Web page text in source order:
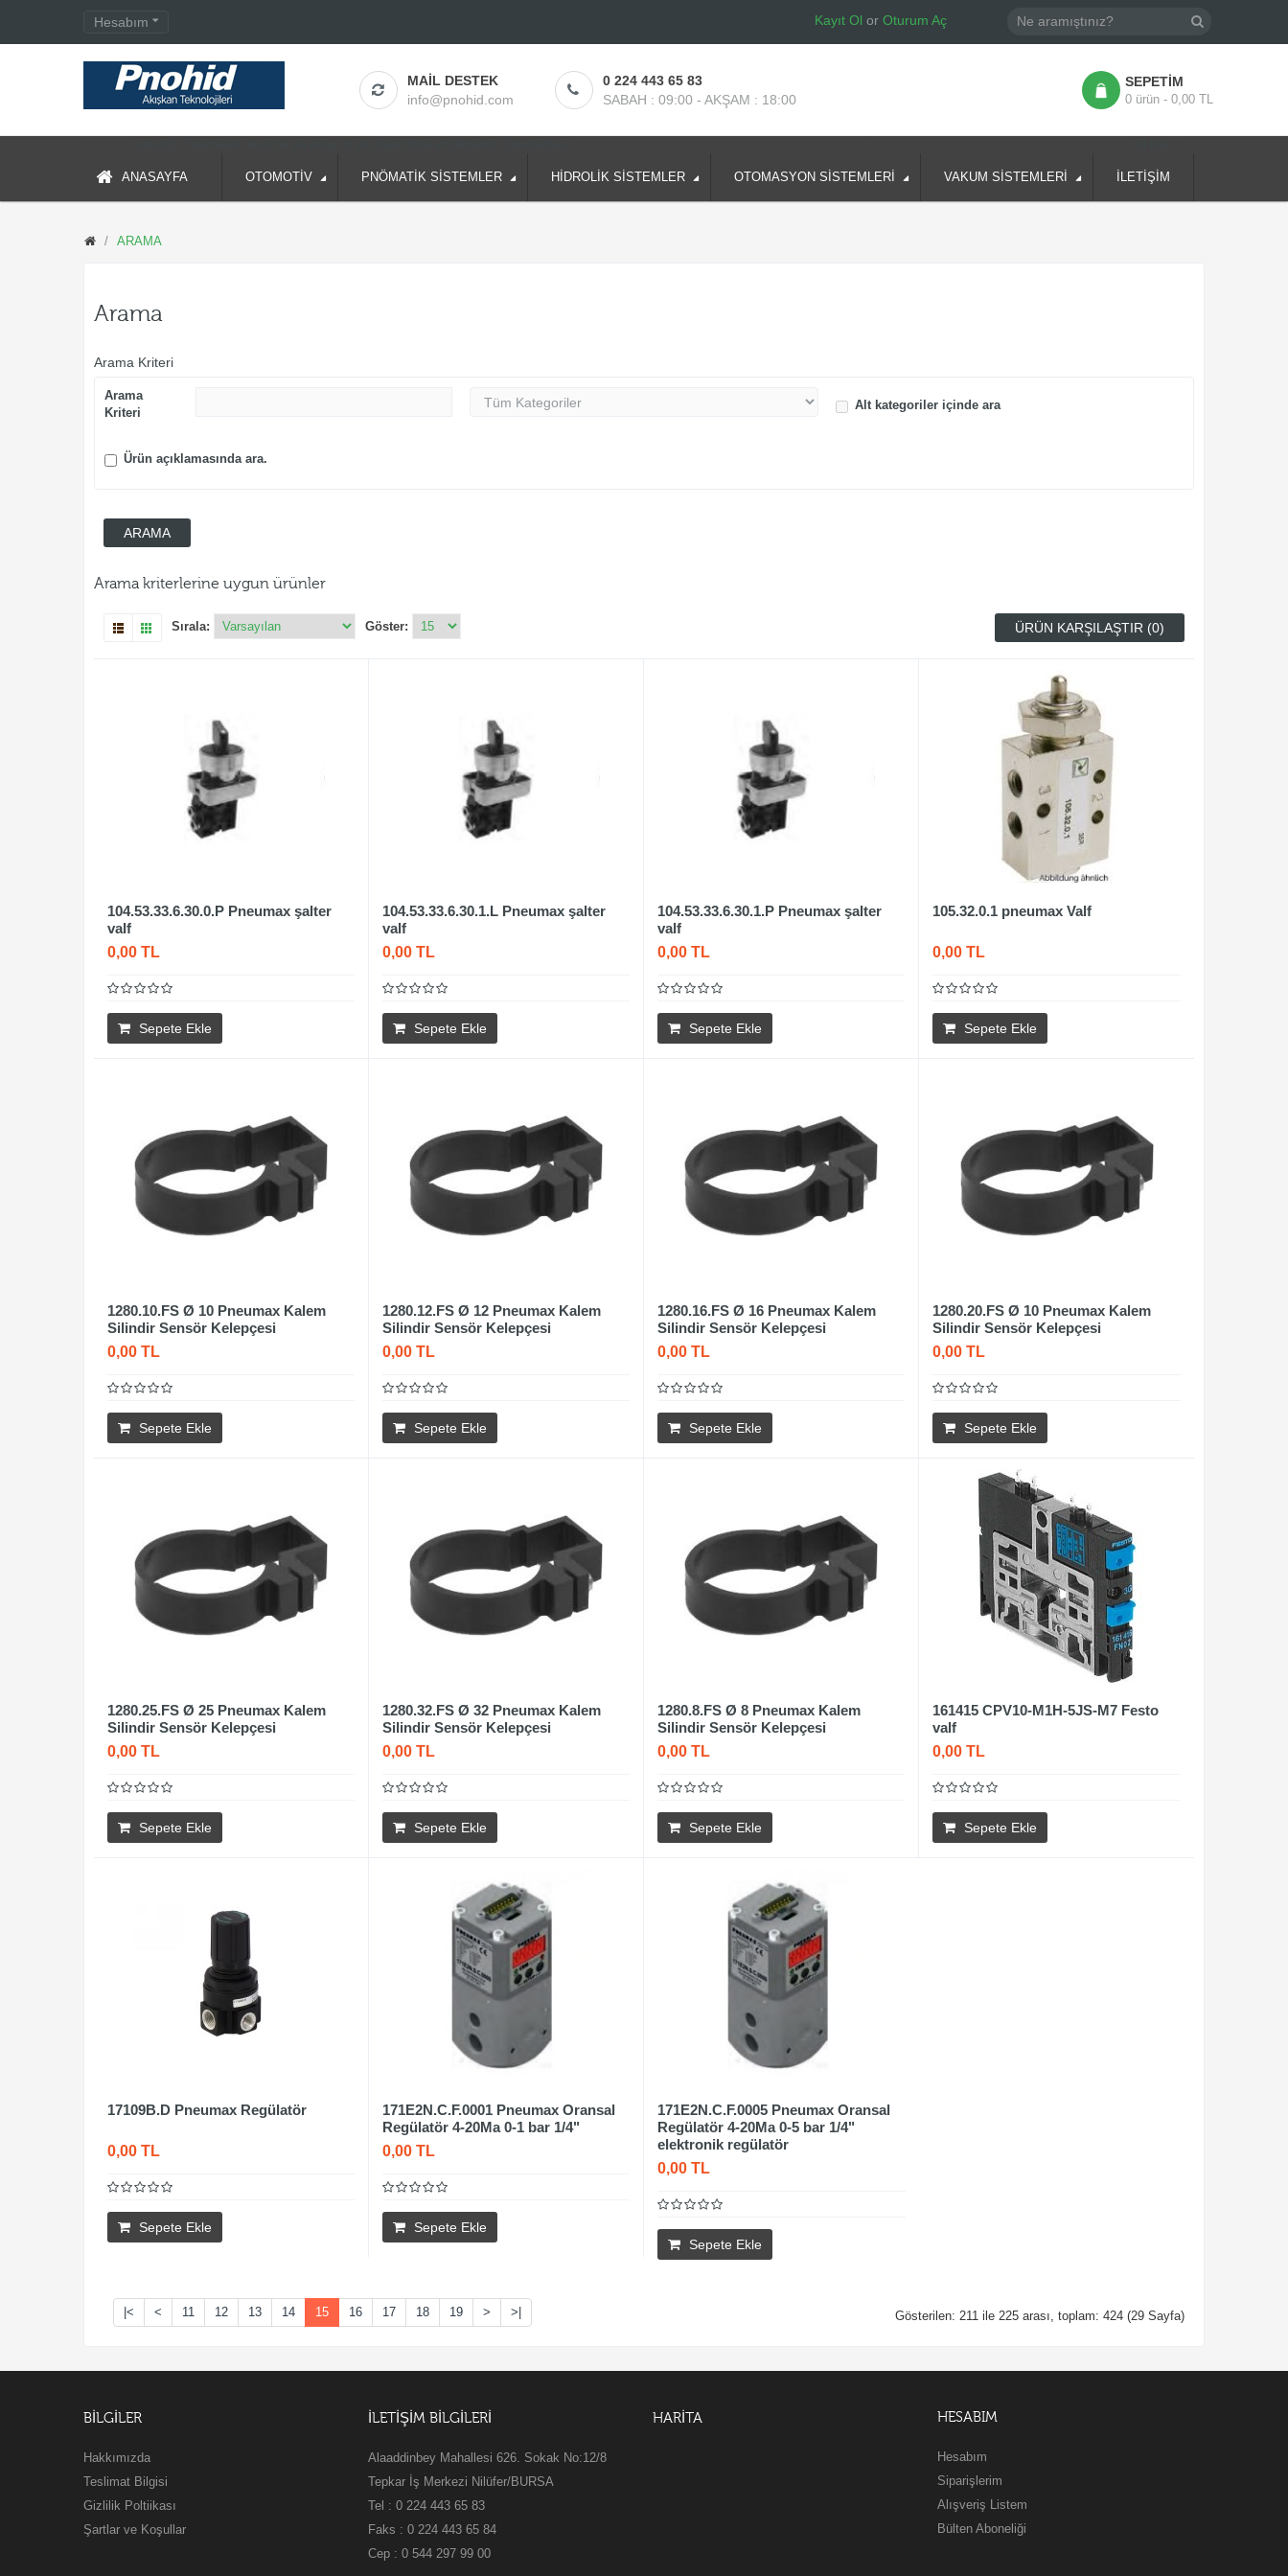
Hesabım Kayıt Ol or Oturum Aç
MAİL DESTEK
info@pnohid.com
0 224 443 65 83
SABAH : 09:00 - AKŞAM : 18:00
SEPETIM
0 ürün - 0,00 TL
ANASAYFA OTOMOTİV PNÖMATİK SİSTEMLER HİDROLİK SİSTEMLER OTOMASYON SİSTEMLERİ VAKUM SİSTEMLERİ İLETİŞİM
ARAMA
Arama
Arama Kriteri
Arama
Kriteri
Alt kategoriler içinde ara
Ürün açıklamasında ara.
Arama kriterlerine uygun ürünler
ÜRÜN KARŞILAŞTIR (0)
Sırala: Göster:
104.53.33.6.30.0.P Pneumax şalter
valf
0,00 TL
Sepete Ekle
104.53.33.6.30.1.L Pneumax şalter
valf
0,00 TL
Sepete Ekle
104.53.33.6.30.1.P Pneumax şalter
valf
0,00 TL
Sepete Ekle
105.32.0.1 pneumax Valf
0,00 TL
Sepete Ekle
1280.10.FS Ø 10 Pneumax Kalem
Silindir Sensör Kelepçesi
0,00 TL
Sepete Ekle
1280.12.FS Ø 12 Pneumax Kalem
Silindir Sensör Kelepçesi
0,00 TL
Sepete Ekle
1280.16.FS Ø 16 Pneumax Kalem
Silindir Sensör Kelepçesi
0,00 TL
Sepete Ekle
1280.20.FS Ø 10 Pneumax Kalem
Silindir Sensör Kelepçesi
0,00 TL
Sepete Ekle
1280.25.FS Ø 25 Pneumax Kalem
Silindir Sensör Kelepçesi
0,00 TL
Sepete Ekle
1280.32.FS Ø 32 Pneumax Kalem
Silindir Sensör Kelepçesi
0,00 TL
Sepete Ekle
1280.8.FS Ø 8 Pneumax Kalem
Silindir Sensör Kelepçesi
0,00 TL
Sepete Ekle
161415 CPV10-M1H-5JS-M7 Festo
valf
0,00 TL
Sepete Ekle
17109B.D Pneumax Regülatör
0,00 TL
Sepete Ekle
171E2N.C.F.0001 Pneumax Oransal
Regülatör 4-20Ma 0-1 bar 1/4"
0,00 TL
Sepete Ekle
171E2N.C.F.0005 Pneumax Oransal
Regülatör 4-20Ma 0-5 bar 1/4"
elektronik regülatör
0,00 TL
Sepete Ekle
|< < 11 12 13 14 15 16 17 18 19 > >| Gösterilen: 211 ile 225 arası, toplam: 424 (29 Sayfa)
BILGILER
Hakkımızda
Teslimat Bilgisi
Gizlilik Poltiikası
Şartlar ve Koşullar
İLETİŞİM BİLGİLERİ
Alaaddinbey Mahallesi 626. Sokak No:12/8
Tepkar İş Merkezi Nilüfer/BURSA
Tel : 0 224 443 65 83
Faks : 0 224 443 65 84
Cep : 0 544 297 99 00
HARİTA HESABIM
Hesabım
Siparişlerim
Alışveriş Listem
Bülten Aboneliği